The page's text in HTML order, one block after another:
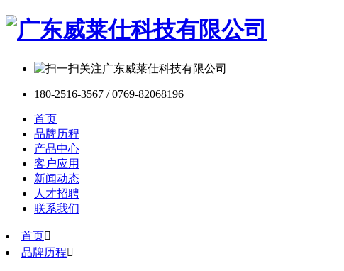
180-2516-3567 / 0769-82068196
首页
品牌历程
产品中心
客户应用
新闻动态
人才招聘
联系我们
首页
品牌历程